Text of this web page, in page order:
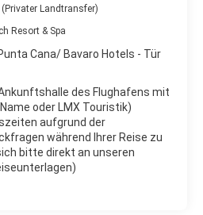
Landtransfer)
Resort & Spa
Cana/ Bavaro Hotels - Tür
des Flughafens mit
oder LMX Touristik)
aufgrund der
während Ihrer Reise zu
bitte direkt an unseren